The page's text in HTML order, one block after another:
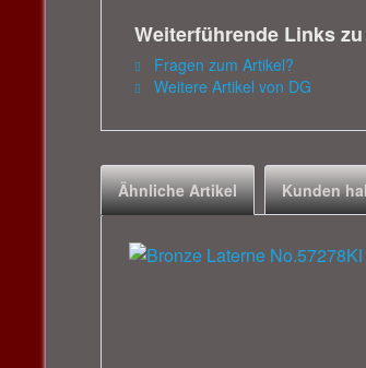
Weiterführende Links
Fragen zum Artikel?
Weitere Artikel von DG
Ähnliche Artikel Kunden